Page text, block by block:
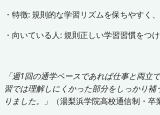
・特徴: 規則的な学習リズムを保ちやすく
・向いている人: 規則正しい学習習慣をつ
「週1回の通学ペースであれば仕事と両
習では理解しにくかった部分をしっかり
りました。」
（湯梨浜学院高校通信制・卒